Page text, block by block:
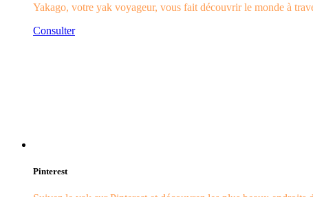
Yakago, votre yak voyageur, vous fait découvrir le monde à
Consulter
Pinterest